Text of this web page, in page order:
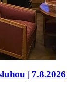
| 7.8.2026